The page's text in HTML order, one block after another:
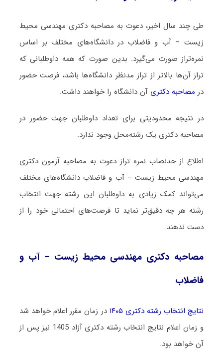
طی چند سال اخیر، دعوت به مصاحبه دکتری مهندسی محیط
زیست – آب و فاضلاب در دانشگاه‌های مختلف بر اساس
نمره‌تراز صورت می‌گیرد. بدین صورت که همه داوطلبانی که
تراز آن‌ها بالاتر از تراز مدنظر دانشگاه‌ها باشد، فرصت حضور
در مصاحبه دکتری آن دانشگاه را خواهند داشت.
در نتیجه محدودیتی برای تعداد داوطلبان جهت حضور در
مصاحبه دکتری یک رشته‌محل وجود ندارد.
اطلاع از حدنصاب نمره تراز دعوت به مصاحبه آزمون دکتری
مهندسی محیط زیست – آب و فاضلاب دانشگاه‌های مختلف
می‌تواند کمک زیادی به داوطلبان این رشته جهت انتخاب
رشته هر چه دقیق‌تر نماید تا فرصت‌های احتمالی خود را از
دست ندهند.
مصاحبه دکتری مهندسی محیط زیست – آب و
فاضلاب
نتایج انتخاب رشته دکتری ۱۴۰۵
در زمان مقرر اعلام خواهد شد
و زمان اعلام نتایج انتخاب رشته دکتری آزاد 1405 نیز پس از
آن خواهد بود.